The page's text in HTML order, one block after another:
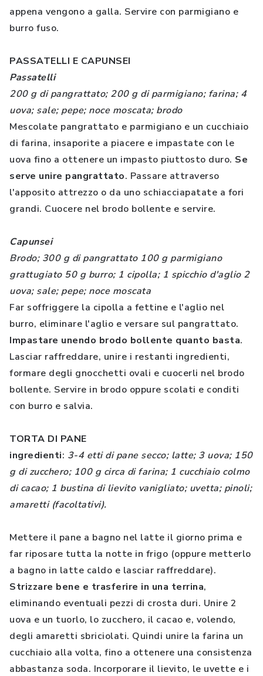
appena vengono a galla. Servire con parmigiano e
burro fuso.
PASSATELLI E CAPUNSEI
Passatelli
200 g di pangrattato; 200 g di parmigiano; farina; 4
uova; sale; pepe; noce moscata; brodo
Mescolate pangrattato e parmigiano e un cucchiaio
di farina, insaporite a piacere e impastate con le
uova fino a ottenere un impasto piuttosto duro. Se
serve unire pangrattato. Passare attraverso
l'apposito attrezzo o da uno schiacciapatate a fori
grandi. Cuocere nel brodo bollente e servire.
Capunsei
Brodo; 300 g di pangrattato 100 g parmigiano
grattugiato 50 g burro; 1 cipolla; 1 spicchio d'aglio 2
uova; sale; pepe; noce moscata
Far soffriggere la cipolla a fettine e l'aglio nel
burro, eliminare l'aglio e versare sul pangrattato.
Impastare unendo brodo bollente quanto basta.
Lasciar raffreddare, unire i restanti ingredienti,
formare degli gnocchetti ovali e cuocerli nel brodo
bollente. Servire in brodo oppure scolati e conditi
con burro e salvia.
TORTA DI PANE
ingredienti: 3-4 etti di pane secco; latte; 3 uova; 150
g di zucchero; 100 g circa di farina; 1 cucchiaio colmo
di cacao; 1 bustina di lievito vanigliato; uvetta; pinoli;
amaretti (facoltativi).
Mettere il pane a bagno nel latte il giorno prima e
far riposare tutta la notte in frigo (oppure metterlo
a bagno in latte caldo e lasciar raffreddare).
Strizzare bene e trasferire in una terrina,
eliminando eventuali pezzi di crosta duri. Unire 2
uova e un tuorlo, lo zucchero, il cacao e, volendo,
degli amaretti sbriciolati. Quindi unire la farina un
cucchiaio alla volta, fino a ottenere una consistenza
abbastanza soda. Incorporare il lievito, le uvette e i